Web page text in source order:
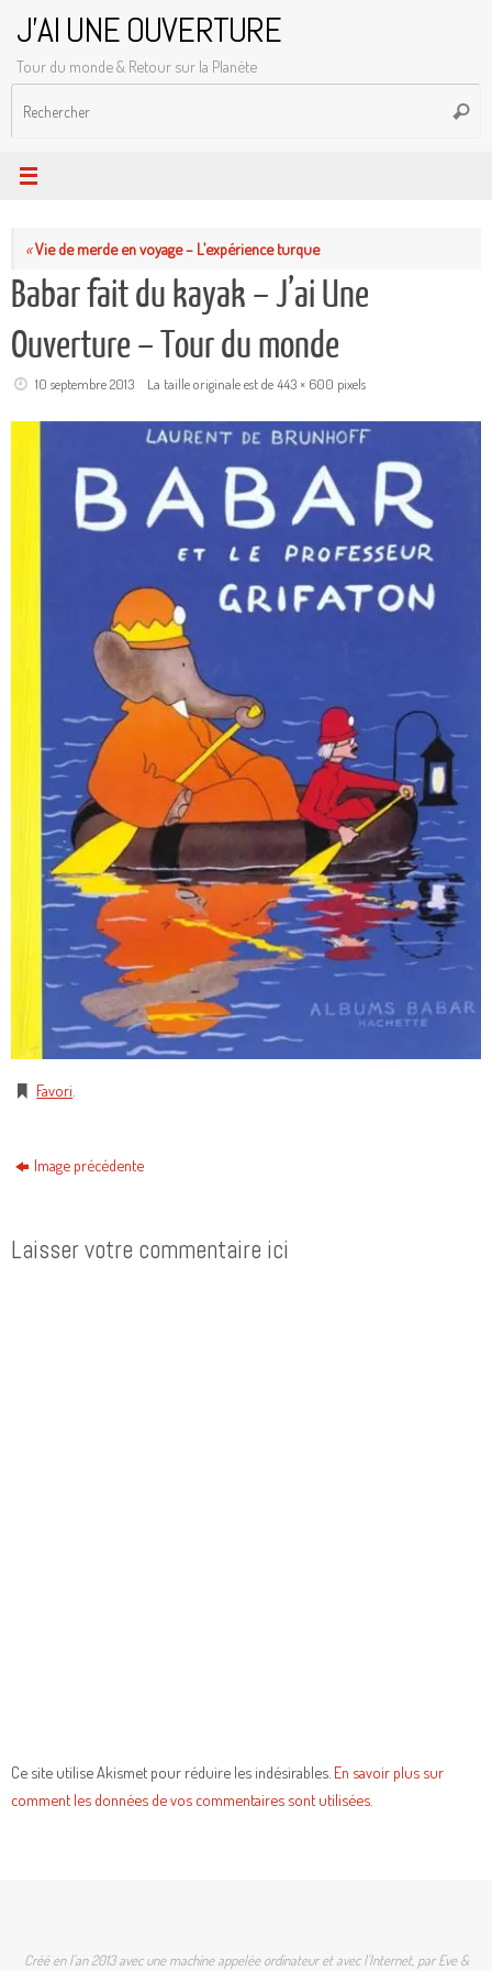
contenu
J'AI UNE OUVERTURE
Tour du monde & Retour sur la Planète
«Vie de merde en voyage – L’expérience turque
Babar fait du kayak – J’ai Une
Ouverture – Tour du monde
10 septembre 2013 La taille originale est de443 × 600 pixels
Favori
Image précédente
Laisser votre commentaire ici
Ce site utilise Akismet pour réduire les indésirables. En savoir plus sur
comment les données de vos commentaires sont utilisées
Créé en l'an 2013 avec une machine appelée ordinateur et avec l'Internet, par Eve &